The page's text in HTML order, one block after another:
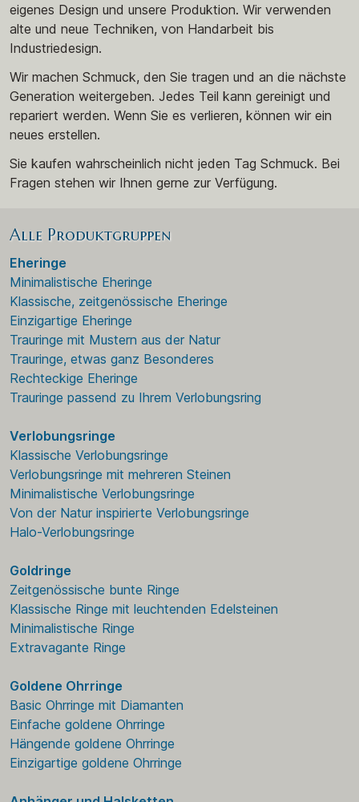
eigenes Design und unsere Produktion. Wir verwenden
alte und neue Techniken, von Handarbeit bis
Industriedesign.
Wir machen Schmuck, den Sie tragen und an die nächste
Generation weitergeben. Jedes Teil kann gereinigt und
repariert werden. Wenn Sie es verlieren, können wir ein
neues erstellen.
Sie kaufen wahrscheinlich nicht jeden Tag Schmuck. Bei
Fragen stehen wir Ihnen gerne zur Verfügung.
Alle Produktgruppen
Eheringe
Minimalistische Eheringe
Klassische, zeitgenössische Eheringe
Einzigartige Eheringe
Trauringe mit Mustern aus der Natur
Trauringe, etwas ganz Besonderes
Rechteckige Eheringe
Trauringe passend zu Ihrem Verlobungsring
Verlobungsringe
Klassische Verlobungsringe
Verlobungsringe mit mehreren Steinen
Minimalistische Verlobungsringe
Von der Natur inspirierte Verlobungsringe
Halo-Verlobungsringe
Goldringe
Zeitgenössische bunte Ringe
Klassische Ringe mit leuchtenden Edelsteinen
Minimalistische Ringe
Extravagante Ringe
Goldene Ohrringe
Basic Ohrringe mit Diamanten
Einfache goldene Ohrringe
Hängende goldene Ohrringe
Einzigartige goldene Ohrringe